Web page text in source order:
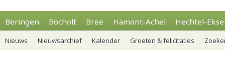
Beringen Bocholt Bree Hamont-Achel Hechtel-
Nieuws Nieuwsarchief Kalender Groeten & felicitaties